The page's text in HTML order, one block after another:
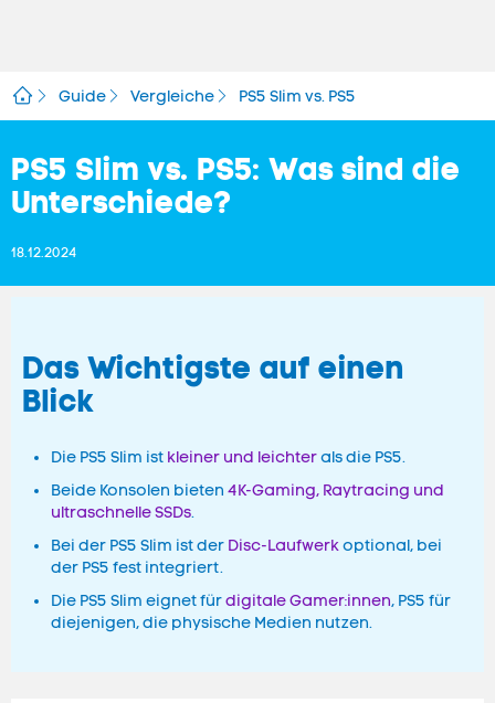
Guide Vergleiche PS5 Slim vs. PS5
PS5 Slim vs. PS5: Was sind die
Unterschiede?
18.12.2024
Das Wichtigste auf einen
Blick
Die PS5 Slim ist kleiner und leichterals die PS5.
Beide Konsolen bieten 4K-Gaming, Raytracing und
ultraschnelle SSDs.
Bei der PS5 Slim ist der Disc-Laufwerkoptional, bei
der PS5 fest integriert.
Die PS5 Slim eignet fürdigitale Gamer:innen, PS5 für
diejenigen, die physische Medien nutzen.